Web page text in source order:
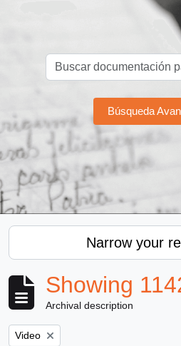
Búsqueda
Narrow your
Showing
Archival description
Remove filter:
Video